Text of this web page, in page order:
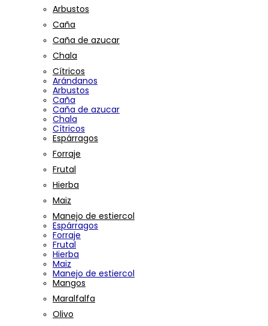
Arbustos
Caña
Caña de azucar
Chala
Cítricos
Arándanos
Arbustos
Caña
Caña de azucar
Chala
Cítricos
Espárragos
Forraje
Frutal
Hierba
Maiz
Manejo de estiercol
Espárragos
Forraje
Frutal
Hierba
Maiz
Manejo de estiercol
Mangos
Maralfalfa
Olivo